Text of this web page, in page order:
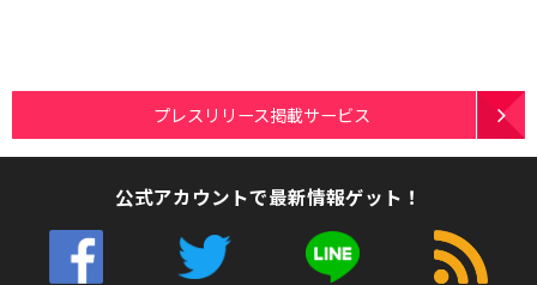
プレスリリース掲載サービス
公式アカウントで最新情報ゲット！